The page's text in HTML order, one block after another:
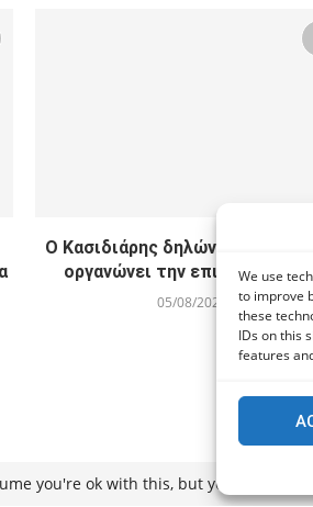
We use
to improve
these
IDs on this
features
Ο Κασιδιάρης δηλώνει «παρών»
οργανώνει την επιστροφή
05/08/2026
you're ok with this, but you can opt-